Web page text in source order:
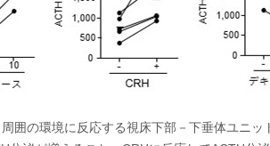
周囲の環境に反応する視床下部－下垂体ユニッ